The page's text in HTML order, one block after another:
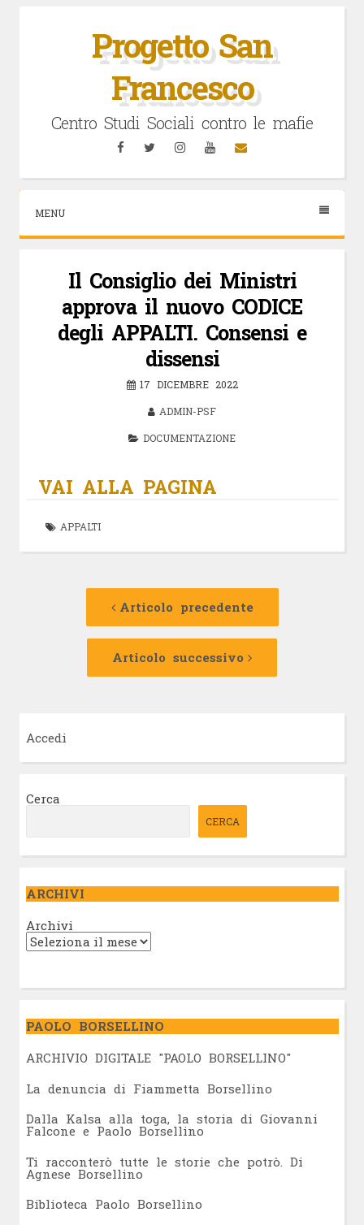
Progetto San
Francesco
Centro Studi Sociali contro le mafie
FacebookTwitterInstagramYouTubeEmail
MENU
Il Consiglio dei Ministri
approva il nuovo CODICE
degli APPALTI. Consensi e
dissensi
17 DICEMBRE 2022
ADMIN-PSF
DOCUMENTAZIONE
VAI ALLA PAGINA
APPALTI
Navigazione
Articolo precedente
Articolo
Articolo successivo
Articolo
Accedi
Cerca
CERCA
ARCHIVI
Archivi
PAOLO BORSELLINO
ARCHIVIO DIGITALE "PAOLO BORSELLINO"
La denuncia di Fiammetta Borsellino
Dalla Kalsa alla toga, la storia di Giovanni
Falcone e Paolo Borsellino
Ti racconterò tutte le storie che potrò. Di
Agnese Borsellino
Biblioteca Paolo Borsellino